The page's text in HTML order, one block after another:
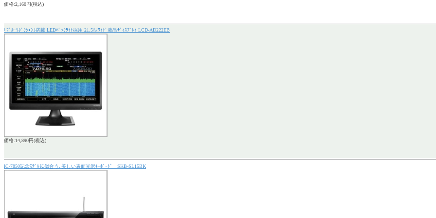
価格:2,160円(税込)
｢ﾌﾞﾙｰﾘﾀﾞｸｼｮﾝ｣搭載 LEDﾊﾞｯｸﾗｲﾄ採用 21.5型ﾜｲﾄﾞ液晶ﾃﾞｨｽﾌﾟﾚｲ LCD-AD222EB
価格:14,890円(税込)
IC-7850記念ﾓﾃﾞﾙに似合う､美しい表面光沢ｷｰﾎﾞｰﾄﾞ SKB-SL15BK